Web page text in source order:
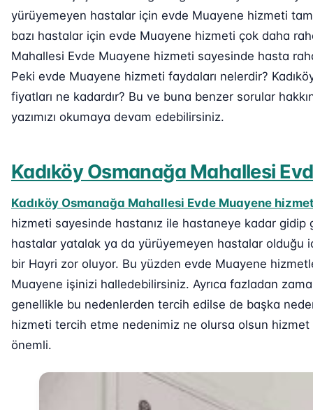
yürüyemeyen hastalar için evde Muayene hizmeti
bazı hastalar için evde Muayene hizmeti çok daha
Mahallesi Evde Muayene hizmeti sayesinde hasta
Peki evde Muayene hizmeti faydaları nelerdir?
fiyatları ne kadardır? Bu ve buna benzer sorular
yazımızı okumaya devam edebilirsiniz.
Kadıköy Osmanağa Mahallesi
Kadıköy Osmanağa Mahallesi Evde Muayene
hizmeti sayesinde hastanız ile hastaneye kadar gidip
hastalar yatalak ya da yürüyemeyen hastalar olduğu
bir Hayri zor oluyor. Bu yüzden evde Muayene
Muayene işinizi halledebilirsiniz. Ayrıca fazladan
genellikle bu nedenlerden tercih edilse de başka
hizmeti tercih etme nedenimiz ne olursa olsun
önemli.